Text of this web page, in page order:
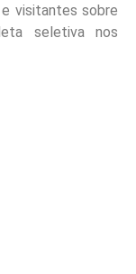
visitantes sobre
seletiva nos